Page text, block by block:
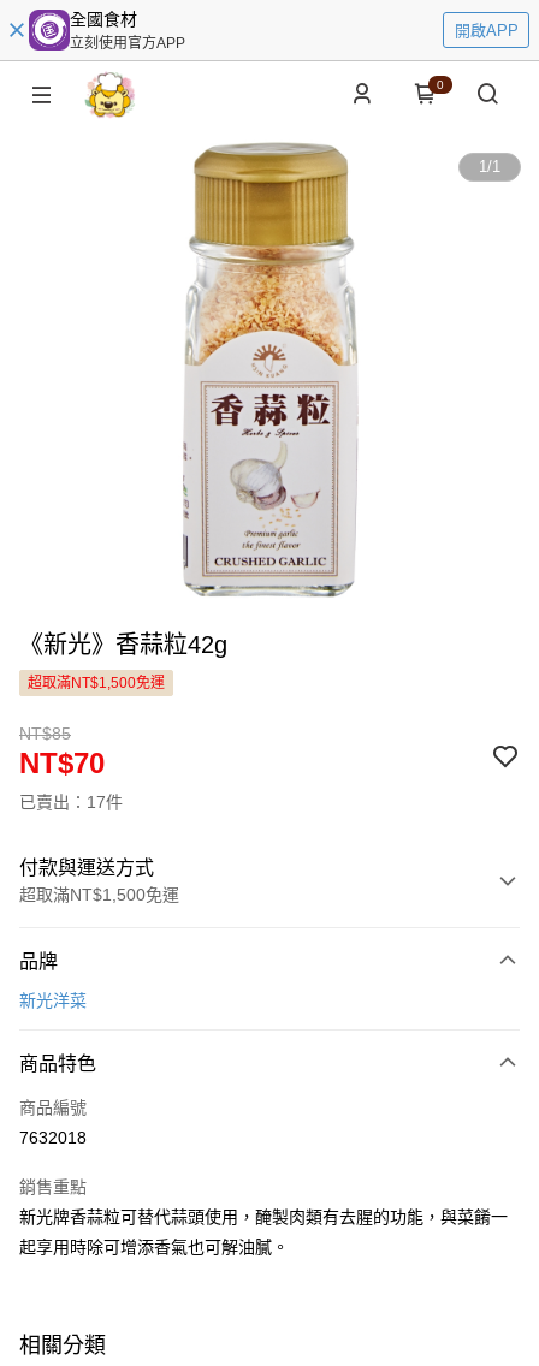
全國食材
立刻使用官方APP
開啟APP
0
1/1
《新光》香蒜粒42g
超取滿NT$1,500免運
NT$85
NT$70
已賣出：17件
付款與運送方式
超取滿NT$1,500免運
信用卡一次付款
Apple Pay
悠遊付
全盈+PAY
ATM付款
7-11取貨(5kg以內，尺寸不超過90cm)
品牌
新光洋菜
商品特色
商品編號
7632018
銷售重點
新光牌香蒜粒可替代蒜頭使用，醃製肉類有去腥的功能，與菜餚一
起享用時除可增添香氣也可解油膩。
相關分類